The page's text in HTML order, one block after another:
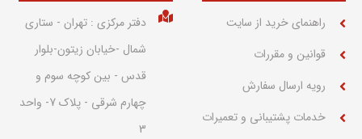
راهنمای خرید از سایت
قوانین و مقررات
رویه ارسال سفارش
خدمات پشتیبانی و تعمیرات
دفتر مرکزی : تهران - ستاری
شمال -خیابان زیتون-بلوار
قدس - بین کوچه سوم و
چهارم شرقی - پلاک 7- واحد
3